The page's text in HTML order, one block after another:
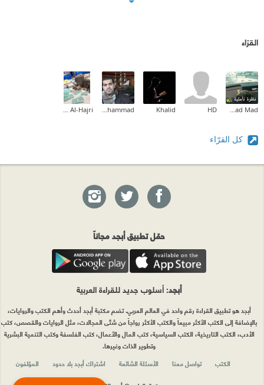
القرّاء
HD
Khalid
كل القرّاء
حمّل تطبيق أبجد مجاناً
أبجد: أسلوب جديد للقراءة العربية
أبجد هو تطبيق القراءة رقم واحد في العالم العربي. تضم مكتبة أبجد أحدث وأهم الكتب والروايات،
بالإضافة إلى الكتب الأكثر مبيعاً والكتب الأكثر رواجاً من شتّى المجالات، مثل الروايات والقصص، كتب
الأدب، الكتب التاريخية، الكتب السياسية، كتب المال والأعمال، كتب الفلسفة وكتب التنمية البشرية
وتطوير الذات وغيرها.
الكتب
تواصل معنا الأسئلة الشائعة اشتراك أبجد بلا حدود
المؤلفون